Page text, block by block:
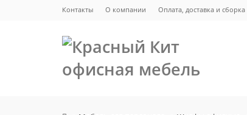
Контакты О компании Оплата, доставка и сборка